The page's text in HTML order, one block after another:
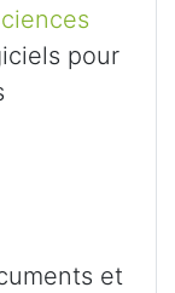
pour
et